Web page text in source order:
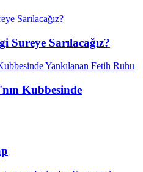
Sarılacağız?
Kubbesinde